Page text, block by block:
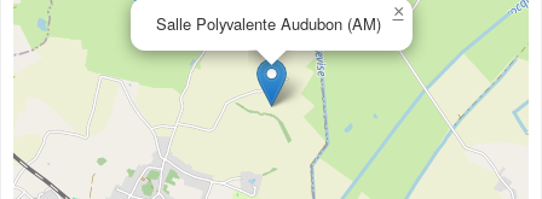
Salle Polyvalente Audubon (AM)
×